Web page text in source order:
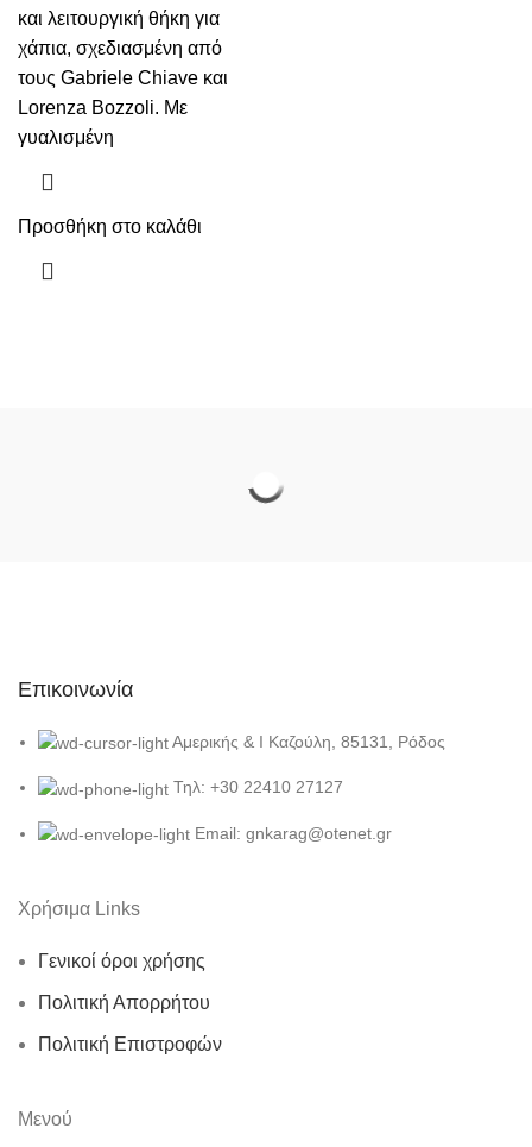
και λειτουργική θήκη για
χάπια, σχεδιασμένη από
τους Gabriele Chiave και
Lorenza Bozzoli. Με
γυαλισμένη
Προσθήκη στο καλάθι
Επικοινωνία
Αμερικής & Ι Καζούλη, 85131, Ρόδος
Τηλ: +30 22410 27127
Email: gnkarag@otenet.gr
Χρήσιμα Links
Γενικοί όροι χρήσης
Πολιτική Απορρήτου
Πολιτική Επιστροφών
Μενού